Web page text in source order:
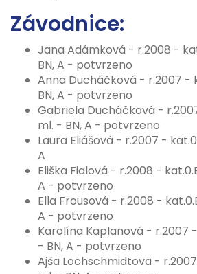
Závodnice:
Jana Adámková - r.2008 -
BN, A - potvrzeno
Anna Ducháčková - r.2007 -
BN, A - potvrzeno
Gabriela Ducháčková -
ml. - BN, A - potvrzeno
Laura Eliášová - r.2007 -
A
Eliška Fialová - r.2008 -
A - potvrzeno
Ella Frousová - r.2008 -
A - potvrzeno
Karolína Kaplanová - r.2007
- BN, A - potvrzeno
Ajša Lochschmidtova -